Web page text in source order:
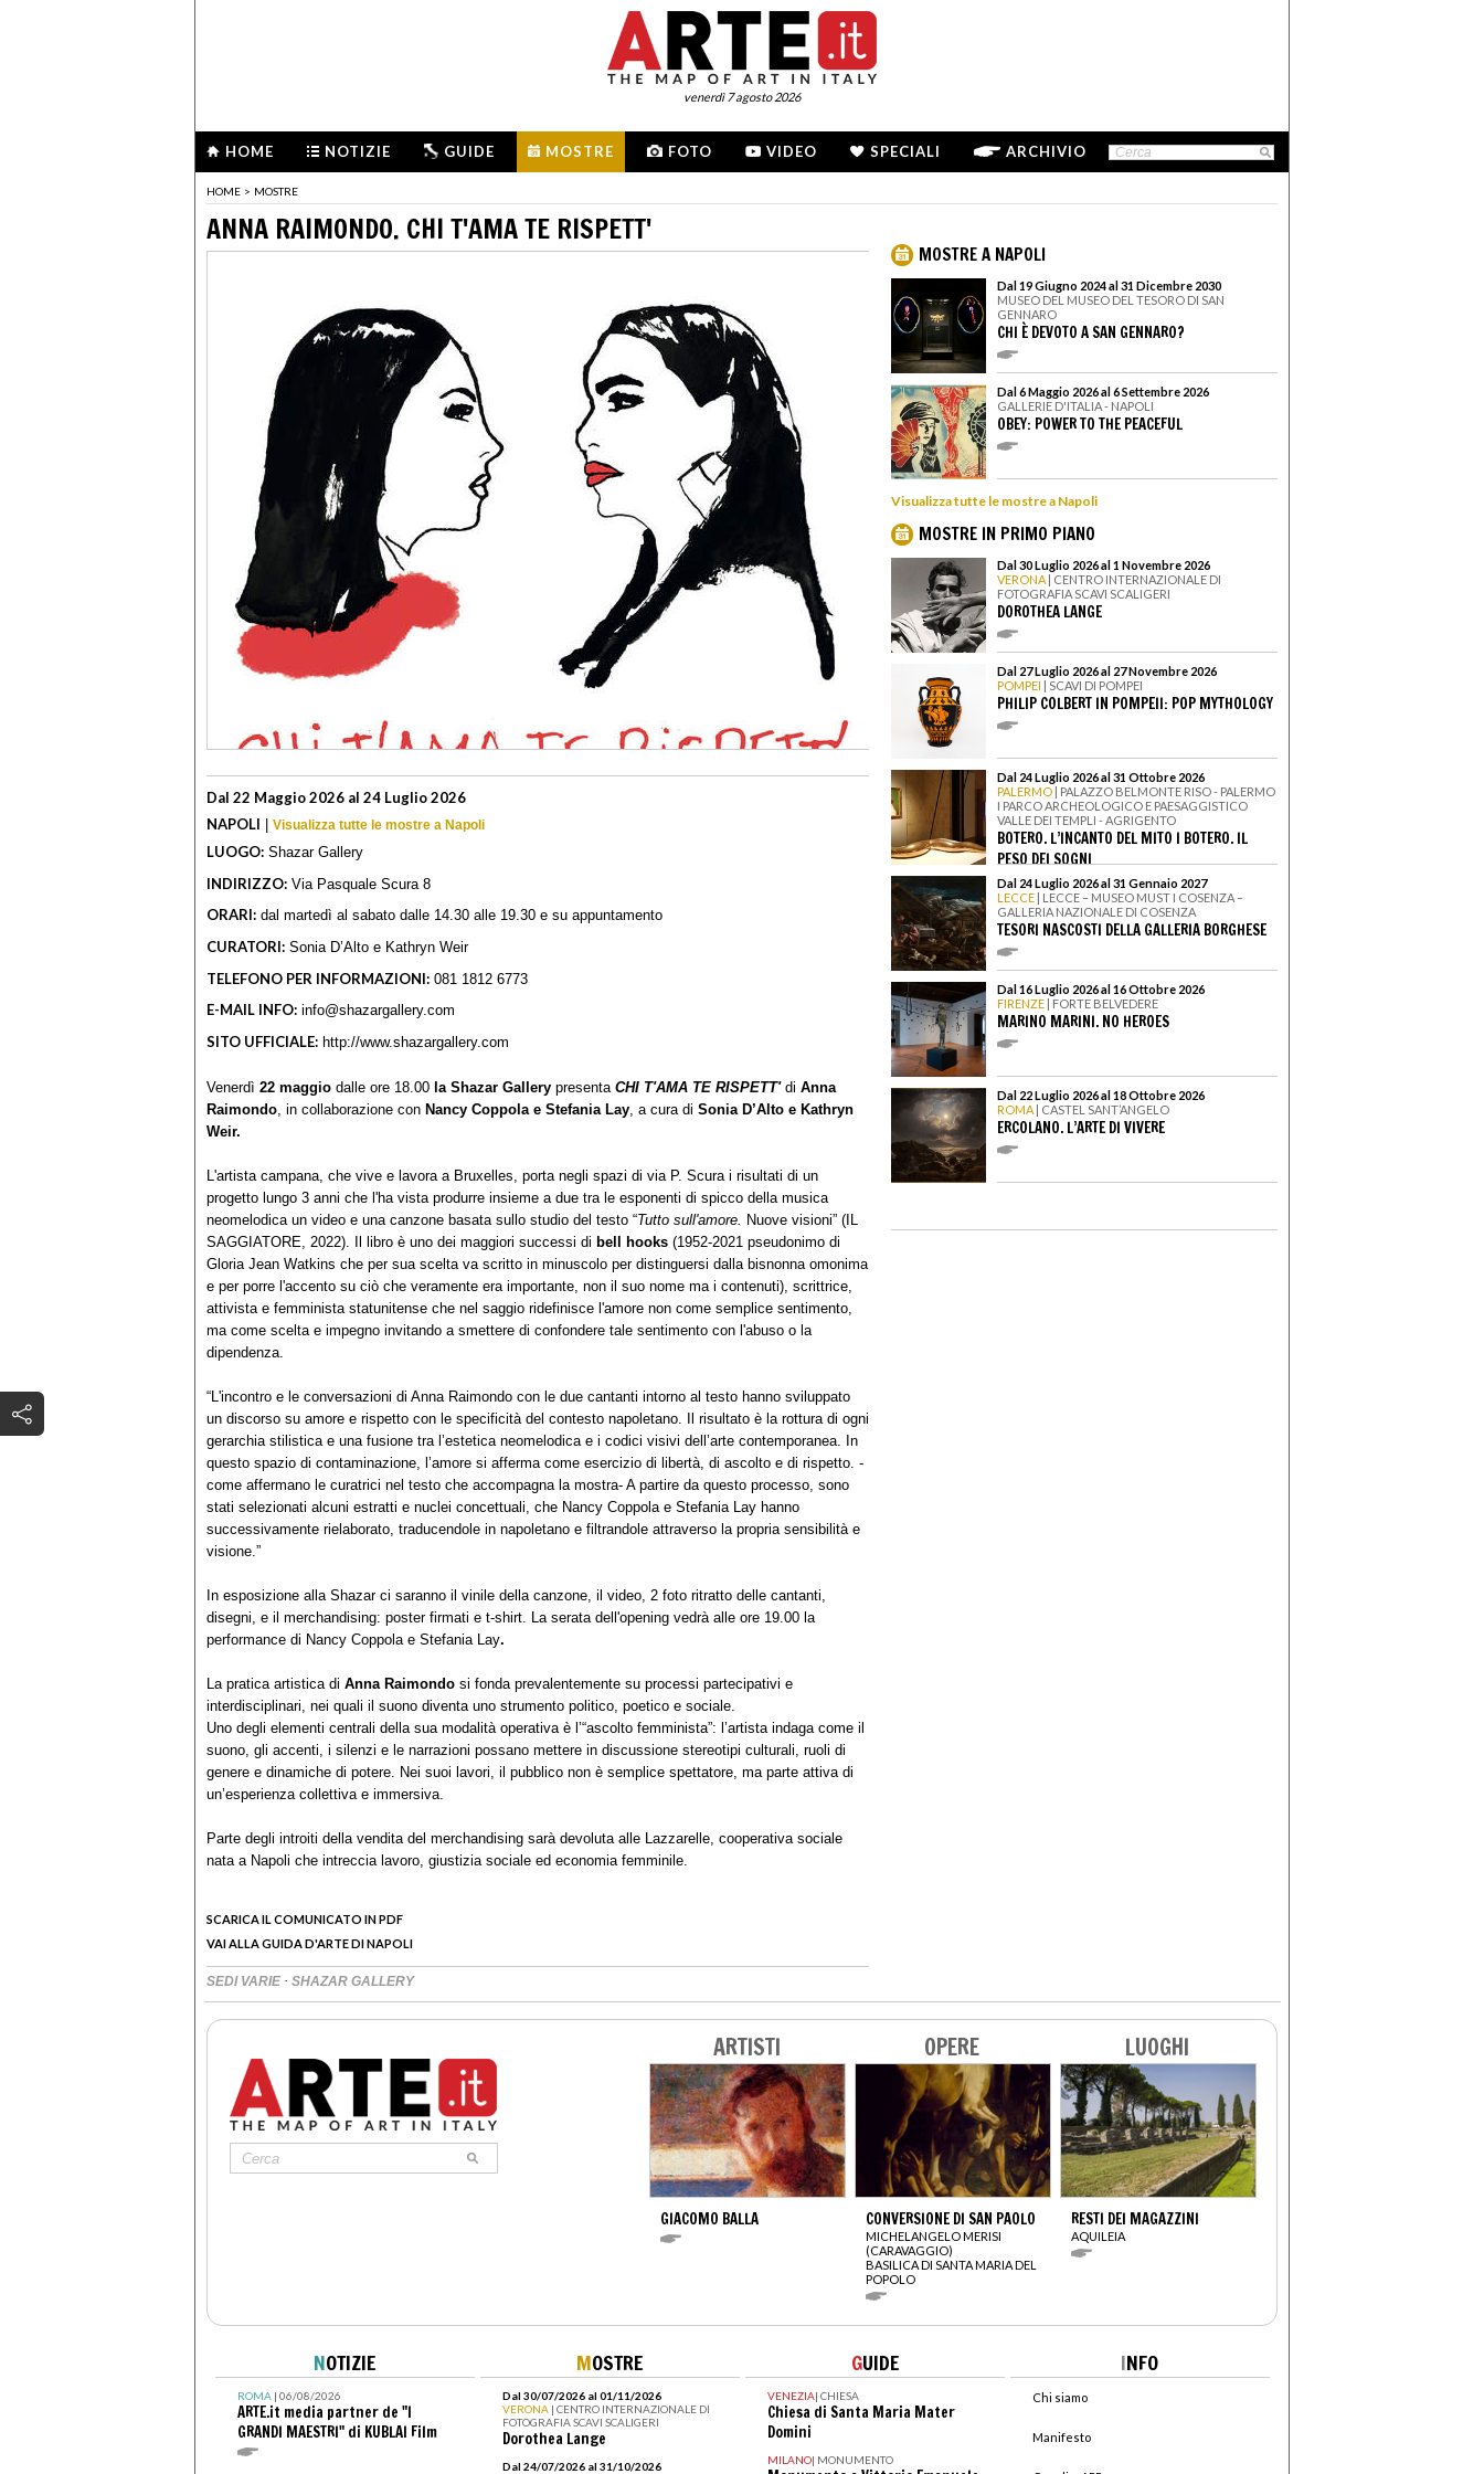
venerdì 7 agosto 2026
HOME NOTIZIE GUIDE MOSTRE FOTO VIDEO SPECIALI ARCHIVIO
HOME > MOSTRE
ANNA RAIMONDO. CHI T'AMA TE RISPETT'
Dal 22 Maggio 2026 al 24 Luglio 2026
NAPOLI | Visualizza tutte le mostre a Napoli
LUOGO: Shazar Gallery
INDIRIZZO: Via Pasquale Scura 8
ORARI: dal martedì al sabato dalle 14.30 alle 19.30 e su appuntamento
CURATORI: Sonia D’Alto e Kathryn Weir
TELEFONO PER INFORMAZIONI: 081 1812 6773
E-MAIL INFO: info@shazargallery.com
SITO UFFICIALE: http://www.shazargallery.com
Venerdì 22 maggio dalle ore 18.00 la Shazar Gallery presenta CHI T'AMA TE RISPETT'di Anna
Raimondo, in collaborazione con Nancy Coppola e Stefania Lay, a cura di Sonia D’Alto e Kathryn
Weir.
L'artista campana, che vive e lavora a Bruxelles, porta negli spazi di via P. Scura i risultati di un
progetto lungo 3 anni che l'ha vista produrre insieme a due tra le esponenti di spicco della musica
neomelodica un video e una canzone basata sullo studio del testo “Tutto sull'amore. Nuove visioni” (IL
SAGGIATORE, 2022). Il libro è uno dei maggiori successi di bell hooks (1952-2021 pseudonimo di
Gloria Jean Watkins che per sua scelta va scritto in minuscolo per distinguersi dalla bisnonna omonima
e per porre l'accento su ciò che veramente era importante, non il suo nome ma i contenuti), scrittrice,
attivista e femminista statunitense che nel saggio ridefinisce l'amore non come semplice sentimento,
ma come scelta e impegno invitando a smettere di confondere tale sentimento con l'abuso o la
dipendenza.
“L'incontro e le conversazioni di Anna Raimondo con le due cantanti intorno al testo hanno sviluppato
un discorso su amore e rispetto con le specificità del contesto napoletano. Il risultato è la rottura di ogni
gerarchia stilistica e una fusione tra l’estetica neomelodica e i codici visivi dell’arte contemporanea. In
questo spazio di contaminazione, l’amore si afferma come esercizio di libertà, di ascolto e di rispetto. -
come affermano le curatrici nel testo che accompagna la mostra- A partire da questo processo, sono
stati selezionati alcuni estratti e nuclei concettuali, che Nancy Coppola e Stefania Lay hanno
successivamente rielaborato, traducendole in napoletano e filtrandole attraverso la propria sensibilità e
visione.”
In esposizione alla Shazar ci saranno il vinile della canzone, il video, 2 foto ritratto delle cantanti,
disegni, e il merchandising: poster firmati e t-shirt. La serata dell'opening vedrà alle ore 19.00 la
performance di Nancy Coppola e Stefania Lay.
La pratica artistica di Anna Raimondo si fonda prevalentemente su processi partecipativi e
interdisciplinari, nei quali il suono diventa uno strumento politico, poetico e sociale.
Uno degli elementi centrali della sua modalità operativa è l’“ascolto femminista”: l’artista indaga come il
suono, gli accenti, i silenzi e le narrazioni possano mettere in discussione stereotipi culturali, ruoli di
genere e dinamiche di potere. Nei suoi lavori, il pubblico non è semplice spettatore, ma parte attiva di
un’esperienza collettiva e immersiva.
Parte degli introiti della vendita del merchandising sarà devoluta alle Lazzarelle, cooperativa sociale
nata a Napoli che intreccia lavoro, giustizia sociale ed economia femminile.
SCARICA IL COMUNICATO IN PDF
VAI ALLA GUIDA D'ARTE DI NAPOLI
SEDI VARIE · SHAZAR GALLERY
MOSTRE A NAPOLI
Dal 19 Giugno 2024 al 31 Dicembre 2030
MUSEO DEL MUSEO DEL TESORO DI SAN
GENNARO
CHI È DEVOTO A SAN GENNARO?
Dal 6 Maggio 2026 al 6 Settembre 2026
GALLERIE D'ITALIA - NAPOLI
OBEY: POWER TO THE PEACEFUL
Visualizza tutte le mostre a Napoli
MOSTRE IN PRIMO PIANO
Dal 30 Luglio 2026 al 1 Novembre 2026
VERONA | CENTRO INTERNAZIONALE DI
FOTOGRAFIA SCAVI SCALIGERI
DOROTHEA LANGE
Dal 27 Luglio 2026 al 27 Novembre 2026
POMPEI | SCAVI DI POMPEI
PHILIP COLBERT IN POMPEII: POP MYTHOLOGY
Dal 24 Luglio 2026 al 31 Ottobre 2026
PALERMO | PALAZZO BELMONTE RISO - PALERMO
I PARCO ARCHEOLOGICO E PAESAGGISTICO
VALLE DEI TEMPLI - AGRIGENTO
BOTERO. L’INCANTO DEL MITO I BOTERO. IL
PESO DEI SOGNI
Dal 24 Luglio 2026 al 31 Gennaio 2027
LECCE | LECCE – MUSEO MUST I COSENZA –
GALLERIA NAZIONALE DI COSENZA
TESORI NASCOSTI DELLA GALLERIA BORGHESE
Dal 16 Luglio 2026 al 16 Ottobre 2026
FIRENZE | FORTE BELVEDERE
MARINO MARINI. NO HEROES
Dal 22 Luglio 2026 al 18 Ottobre 2026
ROMA | CASTEL SANT’ANGELO
ERCOLANO. L’ARTE DI VIVERE
ARTISTI
GIACOMO BALLA
OPERE
CONVERSIONE DI SAN PAOLO
MICHELANGELO MERISI
(CARAVAGGIO)
BASILICA DI SANTA MARIA DEL
POPOLO
LUOGHI
RESTI DEI MAGAZZINI
AQUILEIA
NOTIZIE
ROMA| 06/08/2026
ARTE.it media partner de "I
GRANDI MAESTRI" di KUBLAI Film
MOSTRE
Dal 30/07/2026 al 01/11/2026
VERONA | CENTRO INTERNAZIONALE DI
FOTOGRAFIA SCAVI SCALIGERI
Dorothea Lange
Dal 24/07/2026 al 31/10/2026
GUIDE
VENEZIA| CHIESA
Chiesa di Santa Maria Mater
Domini
MILANO| MONUMENTO
INFO
Chi siamo
Manifesto